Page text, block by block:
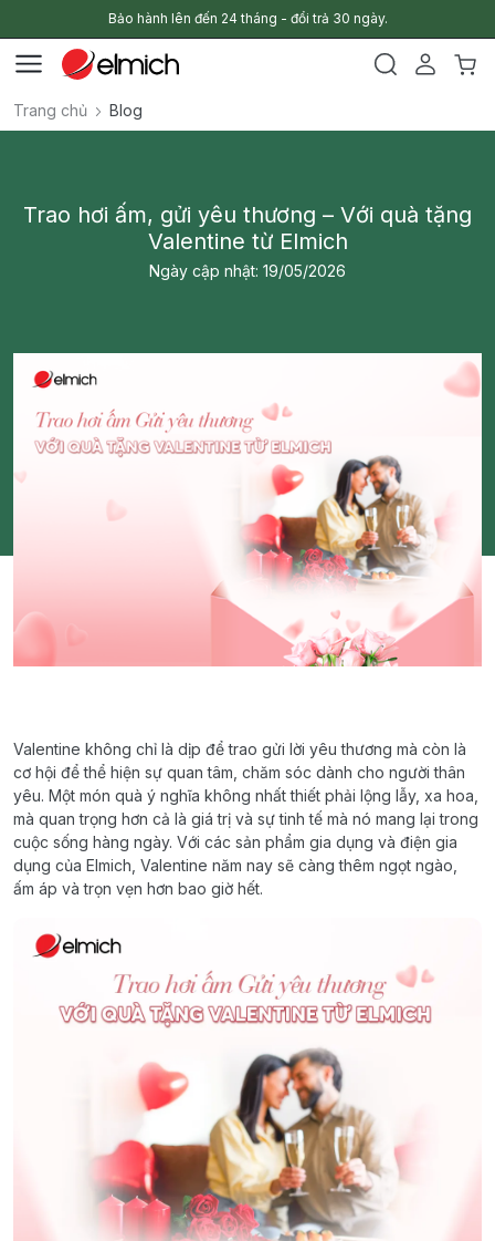
Bảo hành lên đến 24 tháng - đổi trả 30 ngày.
Trang chủ Blog
Trao hơi ấm, gửi yêu thương – Với quà tặng
Valentine từ Elmich
Ngày cập nhật: 19/05/2026
Valentine không chỉ là dịp để trao gửi lời yêu thương mà còn là
cơ hội để thể hiện sự quan tâm, chăm sóc dành cho người thân
yêu. Một món quà ý nghĩa không nhất thiết phải lộng lẫy, xa hoa,
mà quan trọng hơn cả là giá trị và sự tinh tế mà nó mang lại trong
cuộc sống hàng ngày. Với các sản phẩm gia dụng và điện gia
dụng của Elmich, Valentine năm nay sẽ càng thêm ngọt ngào,
ấm áp và trọn vẹn hơn bao giờ hết.